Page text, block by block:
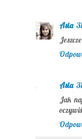
Asia
Asia
Jak